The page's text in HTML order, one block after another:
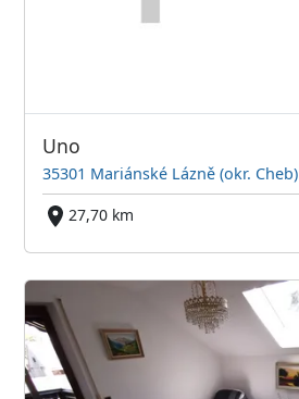
Uno
35301 Mariánské Lázně (okr. Cheb)
27,70 km